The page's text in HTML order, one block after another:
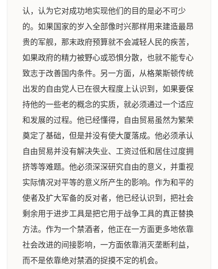
认，认为它对成功地实现他们的目的是必不可少
的。如果国家的岁入全部像时兴那样用来建造最昂
贵的军舰，那末政府预算就不会减轻人民的疾苦，
如果政府的精力被野心或恐惧分散，也就不能专心
致志于改善国内条件。另一方面，从格莱斯顿传统
出发的自由党人已在很大程度上认识到，如果要保
持他的一些老的概念的实质，就必须通过一个适应
和发展的过程。他已经懂得，自由贸易虽然为繁荣
奠定了基础，但是并没有使大厦落成。他必须承认
自由贸易并没有解决失业、工资过低和居住过度拥
挤等等难题。他必须深深研究自由的意义，并重视
实际情况对平等的意义所产生的影响。作为和平的
使者及扩大军备的反对者，他已经认识到，把社会
剩余用于进步工具是把它用于战争工具的真正替换
方法。作为一个禁酒者，他正在一方面更多地依靠
社会改进的间接影响，一方面依靠消灭垄断利益，
而不是依靠绝对禁酒的捉摸不定的机会。